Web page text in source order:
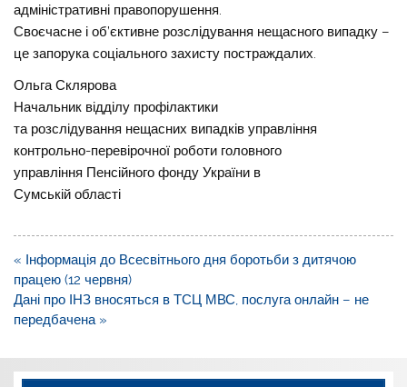
адміністративні правопорушення.
Своєчасне і об’єктивне розслідування нещасного випадку –
це запорука соціального захисту постраждалих.
Ольга Склярова
Начальник відділу профілактики
та розслідування нещасних випадків управління
контрольно-перевірочної роботи головного
управління Пенсійного фонду України в
Сумській області
Навігація
записів
« Інформація до Всесвітнього дня боротьби з дитячою
працею (12 червня)
Дані про ІНЗ вносяться в ТСЦ МВС, послуга онлайн – не
передбачена »